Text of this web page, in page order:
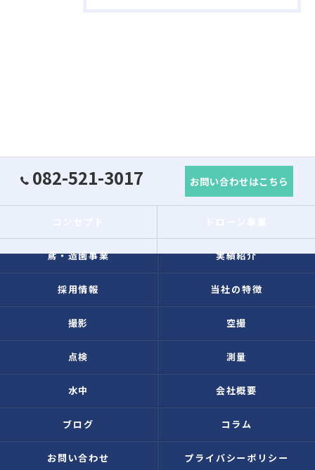
082-521-3017 お問い合わせはこちら
鳶・造園事業 実績紹介
採用情報 当社の特徴
撮影 空撮
点検 測量
水中 会社概要
ブログ コラム
お問い合わせ プライバシーポリシー